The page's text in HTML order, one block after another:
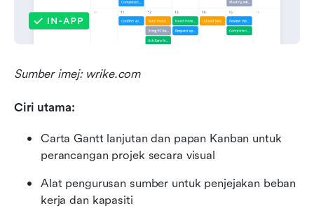
Sumber imej: wrike.com
Ciri utama:
Carta Gantt lanjutan dan papan Kanban untuk
perancangan projek secara visual
Alat pengurusan sumber untuk penjejakan beban
kerja dan kapasiti